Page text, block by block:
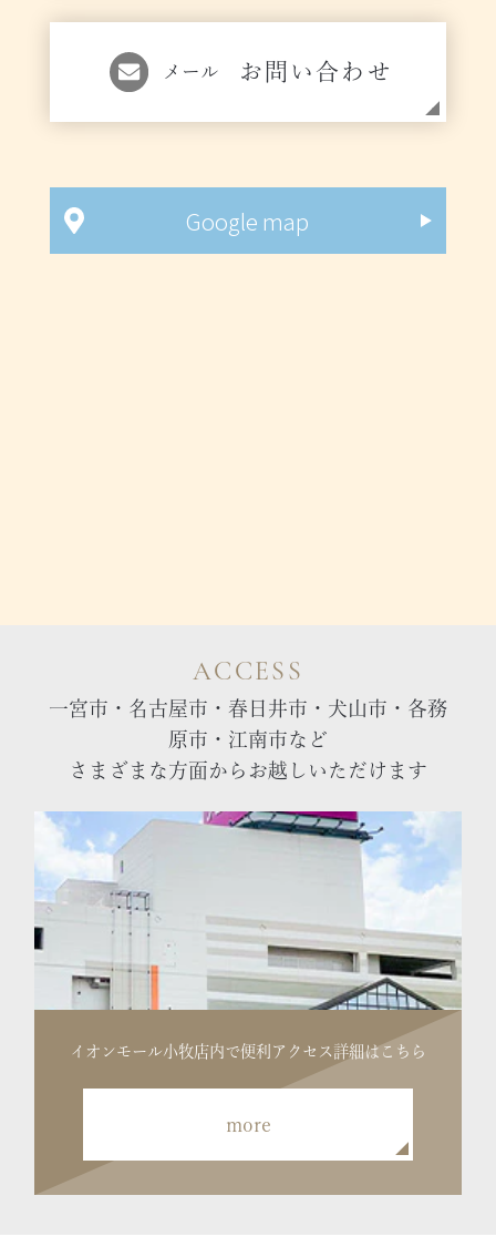
メール お問い合わせ
Google map
ACCESS
一宮市・名古屋市・春日井市・犬山市・各務
原市・江南市など
さまざまな方面からお越しいただけます
イオンモール小牧店内で便利 アクセス詳細はこちら
more